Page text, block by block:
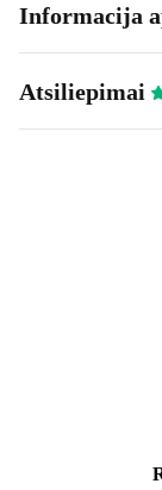
Informacija
Atsiliepimai